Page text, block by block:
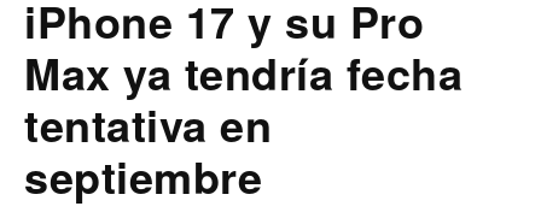
iPhone 17 y su Pro
Max ya tendría fecha
tentativa en
septiembre